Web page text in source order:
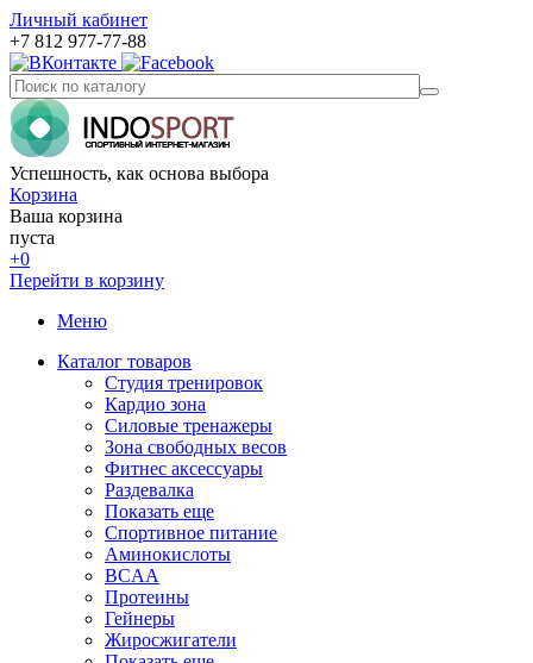
Личный кабинет
+7 812 977-77-88
Успешность, как основа выбора
Корзина
Ваша корзина
пуста
+0
Перейти в корзину
Меню
Каталог товаров
Студия тренировок
Кардио зона
Силовые тренажеры
Зона свободных весов
Фитнес аксессуары
Раздевалка
Показать еще
Спортивное питание
Аминокислоты
BCAA
Протеины
Гейнеры
Жиросжигатели